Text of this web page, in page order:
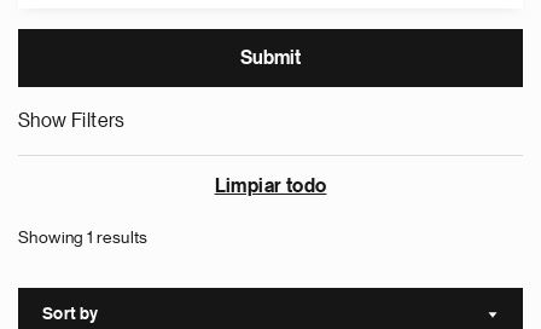
Show Filters
Limpiar todo
Showing 1 results
Sort by Sort